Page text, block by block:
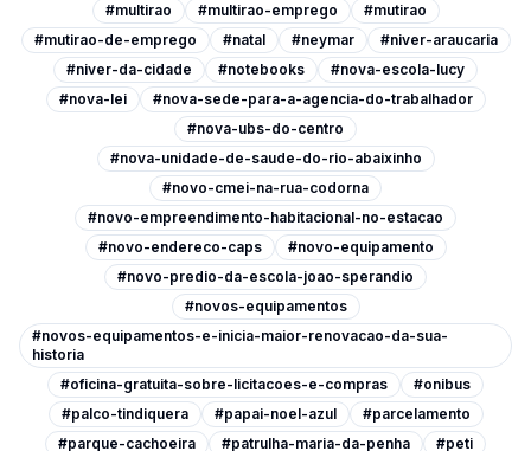
#multirao
#multirao-emprego
#mutirao
#mutirao-de-emprego
#natal #neymar
#niver-araucaria
#niver-da-cidade
#notebooks
#nova-escola-lucy
#nova-lei
#nova-sede-para-a-agencia-do-trabalhador
#nova-ubs-do-centro
#nova-unidade-de-saude-do-rio-abaixinho
#novo-cmei-na-rua-codorna
#novo-empreendimento-habitacional-no-estacao
#novo-endereco-caps
#novo-equipamento
#novo-predio-da-escola-joao-sperandio
#novos-equipamentos
#novos-equipamentos-e-inicia-maior-renovacao-da-sua-
historia
#oficina-gratuita-sobre-licitacoes-e-compras
#onibus
#palco-tindiquera
#papai-noel-azul
#parcelamento
#parque-cachoeira
#patrulha-maria-da-penha
#peti